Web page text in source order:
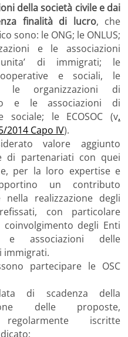
della società civile e dai
finalità di lucro, che
sono: le ONG; le ONLUS;
e le associazioni
di immigrati; le
e sociali, le
le organizzazioni di
e le associazioni di
sociale; le ECOSOC (v.
2014 Capo IV).
valore aggiunto
di partenariati con quei
per la loro expertise e
un contributo
nella realizzazione degli
con particolare
degli Enti
e associazioni delle
immigrati.
partecipare le OSC
di scadenza della
delle proposte,
iscritte